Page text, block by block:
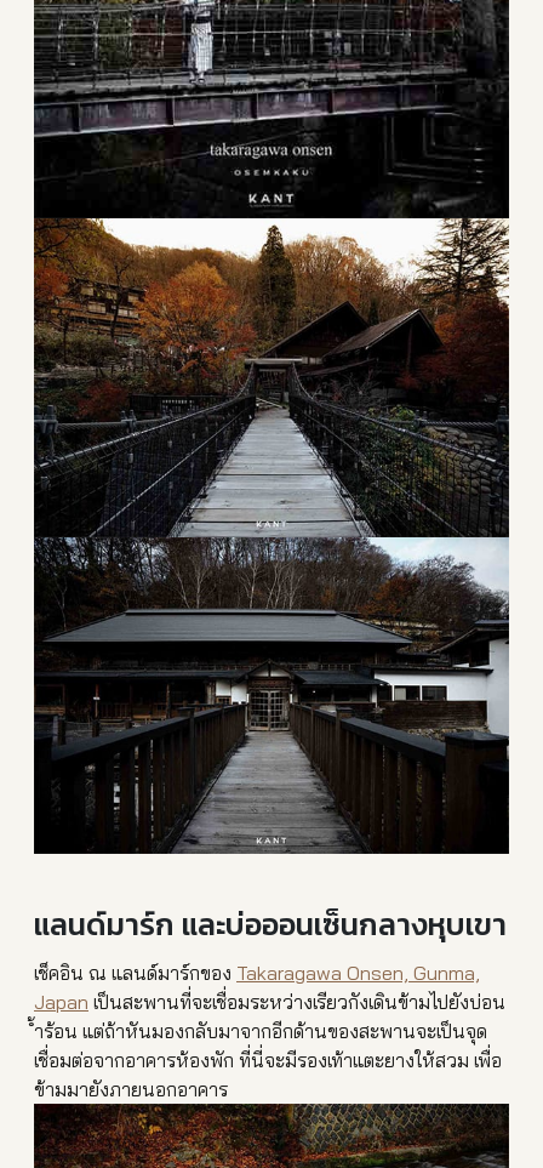
แลนด์มาร์ก และบ่อออนเซ็นกลางหุบเขา
เช็คอิน ณ แลนด์มาร์กของ Takaragawa Onsen, Gunma,
Japan เป็นสะพานที่จะเชื่อมระหว่างเรียวกังเดินข้ามไปยังบ่อน
้ำร้อน แต่ถ้าหันมองกลับมาจากอีกด้านของสะพานจะเป็นจุด
เชื่อมต่อจากอาคารห้องพัก ที่นี่จะมีรองเท้าแตะยางให้สวม เพื่อ
ข้ามมายังภายนอกอาคาร